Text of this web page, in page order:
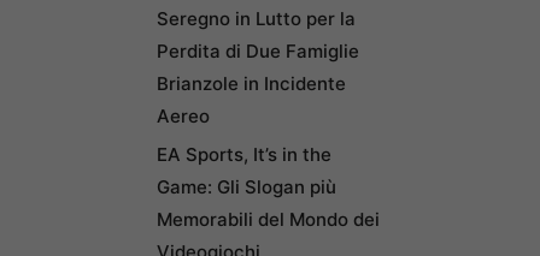
Seregno in Lutto per la
Perdita di Due Famiglie
Brianzole in Incidente
Aereo
EA Sports, It’s in the
Game: Gli Slogan più
Memorabili del Mondo dei